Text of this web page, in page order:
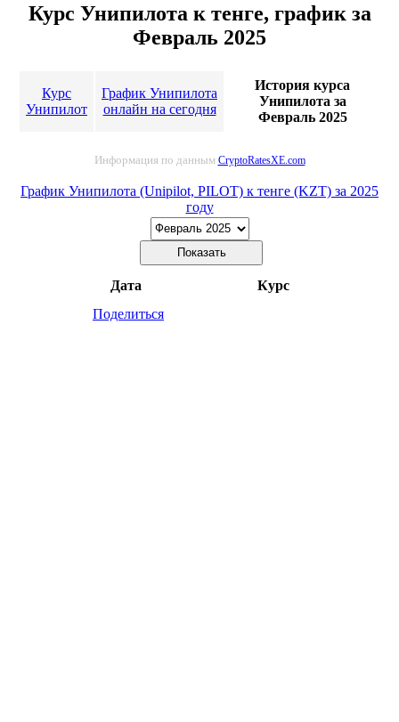
Курс Унипилота к тенге, график за
Февраль 2025
Курс
Унипилот
График Унипилота
онлайн на сегодня
История курса
Унипилота за
Февраль 2025
Информация по данным CryptoRatesXE.com
График Унипилота (Unipilot, PILOT) к тенге (KZT) за 2025
году
Дата
Курс
Поделиться